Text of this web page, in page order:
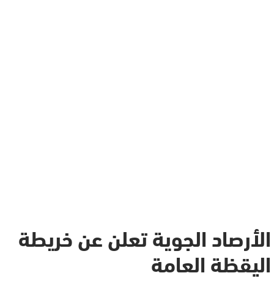
الأرصاد الجوية تعلن عن خريطة
اليقظة العامة